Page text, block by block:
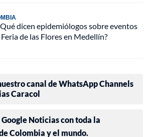
dicen epidemiólogos sobre eventos
de las Flores en Medellín?
canal de WhatsApp Channels
Caracol
Noticias con toda la
Colombia y el mundo.